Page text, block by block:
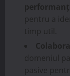
pentru a
timp util.
domeniul
pasive